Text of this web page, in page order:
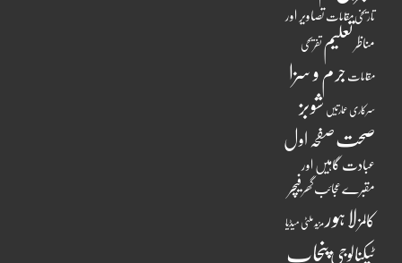
تاریخی مقامات تصاویر اور
مناظر تعلیم تفریحی
مقامات جرم و سزا
سرکاری عمارتیں شوبز
صحت صفحہ اول
عبادت گاہیں اور
مقبرےعجائب گھرفیچر
کالمزلاہور مزید ملٹی میڈیا
ٹیکنالوجیپنجاب